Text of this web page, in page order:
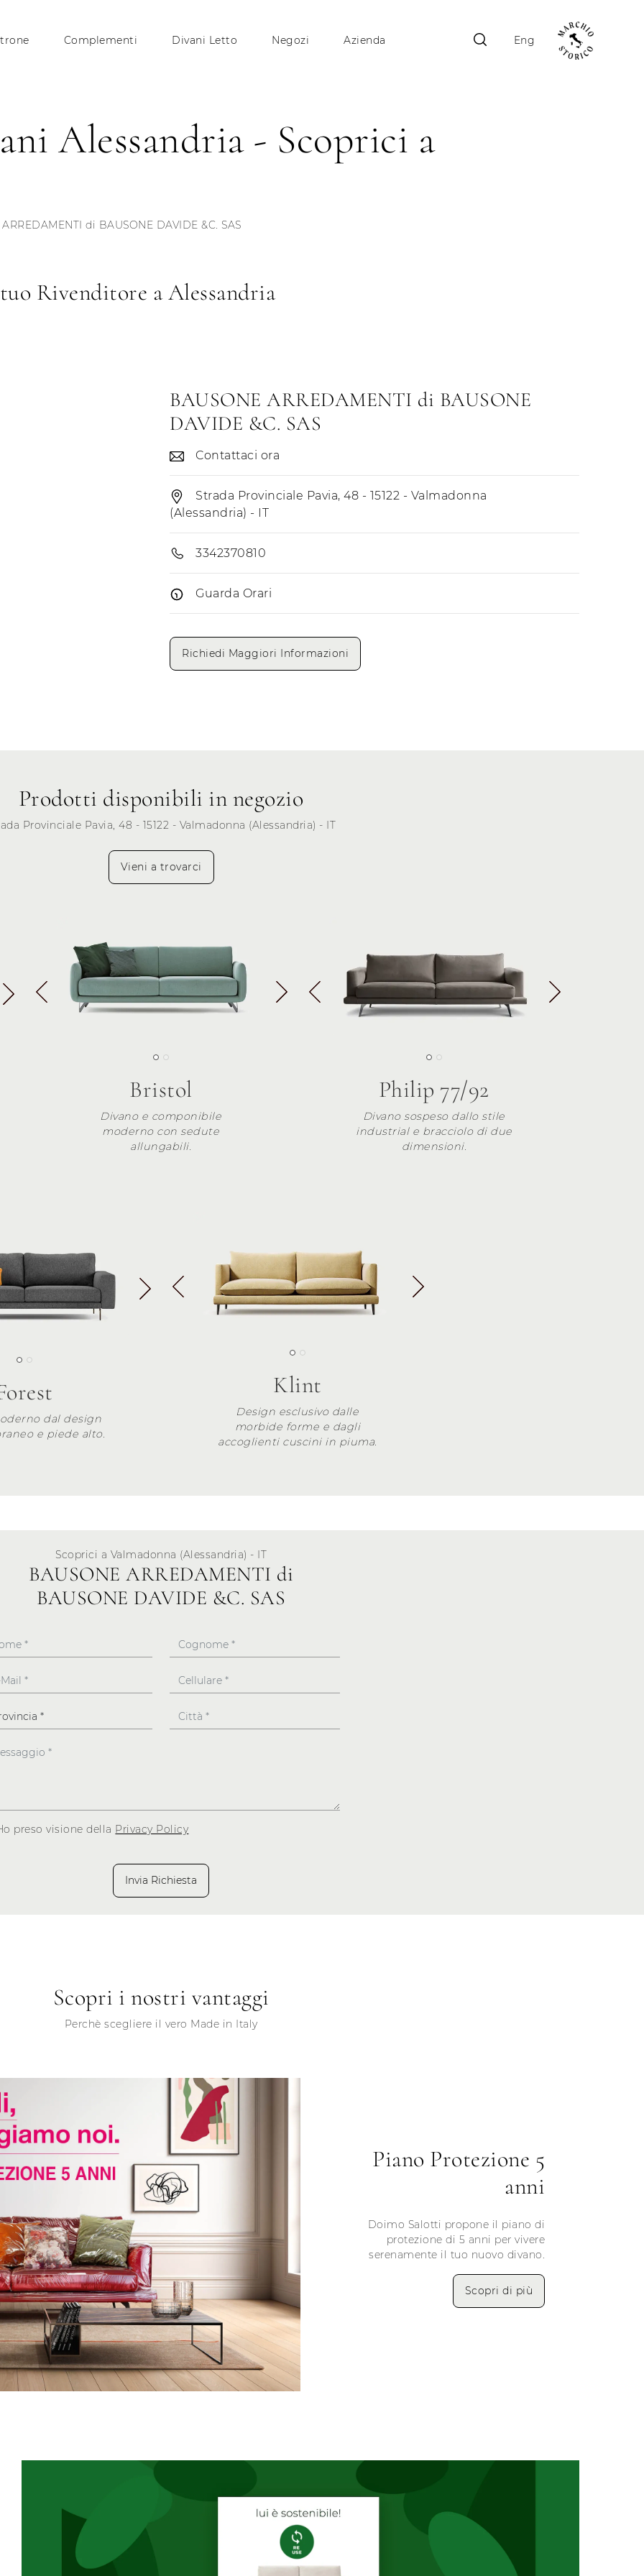
Complementi Divani Letto Negozi Azienda Eng
Alessandria - Scoprici a
di BAUSONE DAVIDE &C. SAS
BAUSONE ARREDAMENTI di BAUSONE
DAVIDE &C. SAS
Contattaci ora
Strada Provinciale Pavia, 48 - 15122 - Valmadonna
(Alessandria) - IT
3342370810
Guarda Orari
Lunedì
Sabato
Richiedi Maggiori Informazioni
Rivenditore a Alessandria
Prodotti disponibili in negozio
Provinciale Pavia, 48 - 15122 - Valmadonna (Alessandria) - IT
Vieni a trovarci
Bristol
Divano e componibile
moderno con sedute
allungabili.
Philip 77/92
Divano sospeso dallo stile
industrial e bracciolo di due
dimensioni.
dal design
e piede alto.
Klint
Design esclusivo dalle
morbide forme e dagli
accoglienti cuscini in piuma.
Scoprici a Valmadonna (Alessandria) - IT
BAUSONE ARREDAMENTI di
BAUSONE DAVIDE &C. SAS
preso visione della Privacy Policy
Invia Richiesta
Scopri i nostri vantaggi
Perchè scegliere il vero Made in Italy
Piano Protezione 5
anni
Doimo Salotti propone il piano di
protezione di 5 anni per vivere
serenamente il tuo nuovo divano.
Scopri di più